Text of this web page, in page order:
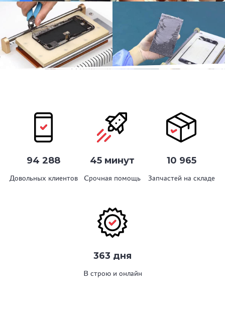
94 288
Довольных клиентов
45 минут
Срочная помощь
10 965
Запчастей на складе
363 дня
В строю и онлайн